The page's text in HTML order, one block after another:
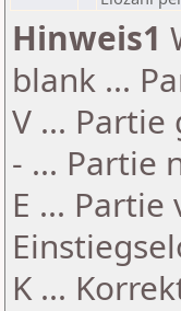
Hinweis1
blank ...
V ...
- ... Partie
E ...
K ...